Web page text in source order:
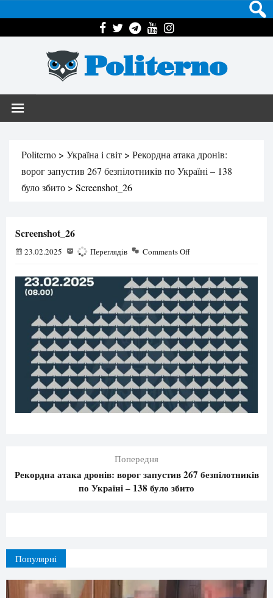
Politerno
Politerno > Україна і світ > Рекордна атака дронів:
ворог запустив 267 безпілотників по Україні – 138
було збито > Screenshot_26
Screenshot_26
23.02.2025 188 Переглядів Comments Off
Попередня
Рекордна атака дронів: ворог запустив 267 безпілотників
по Україні – 138 було збито
Популярні